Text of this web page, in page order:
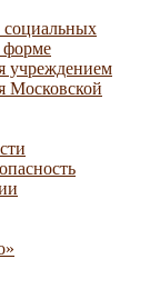
социальных
форме
учреждением
Московской